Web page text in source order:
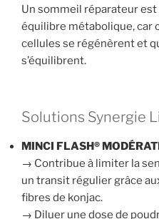
Un sommeil réparateur
équilibre métabolique, car
cellules se régénèrent et
s’équilibrent.
Solutions Synergie
MINCI FLASH®
→ Contribue à limiter la
un transit régulier grâce
fibres de konjac.
→ Diluer une dose de